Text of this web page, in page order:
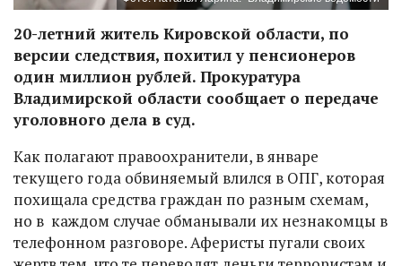
20-летний житель Кировской области, по
версии следствия, похитил у пенсионеров
один миллион рублей. Прокуратура
Владимирской области сообщает о передаче
уголовного дела в суд.
Как полагают правоохранители, в январе
текущего года обвиняемый влился в ОПГ, которая
похищала средства граждан по разным схемам,
но в каждом случае обманывали их незнакомцы в
телефонном разговоре. Аферисты пугали своих